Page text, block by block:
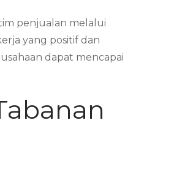
penjualan melalui
yang positif dan
dapat mencapai